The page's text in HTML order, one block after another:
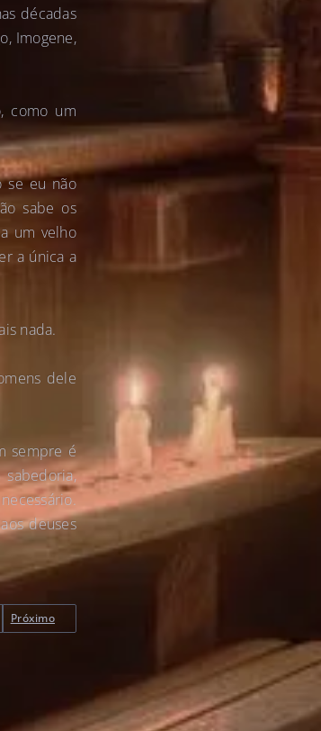
décadas
Imogene,
como um
se eu não
sabe os
um velho
a única a
nada.
dele
sempre é
deuses
Próximo